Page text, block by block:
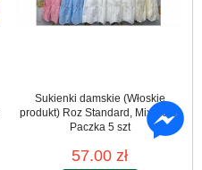
Sukienki damskie (Włoskie
produkt) Roz Standard, Mix Kolor
Paczka 5 szt
57.00 zł